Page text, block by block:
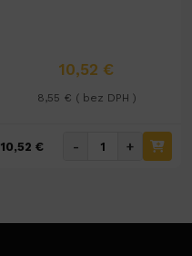
10,52 €
8,55 € ( bez DPH )
10,52 € - +